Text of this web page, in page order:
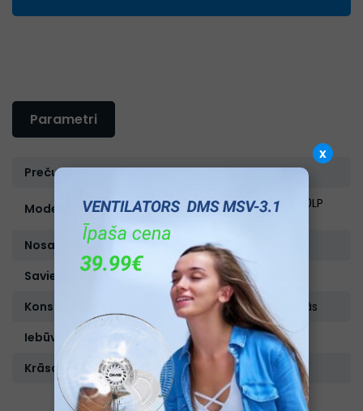
Parametri
Preču zīme: SONY
Modelis: MDR-EX10LP
white
Nosaukums:
Savienojuma tips:
Konstrukcijas tips:
Ieliekamās
Iebūvēts mikrafons:
Ir
Krāsa:
Balta
x